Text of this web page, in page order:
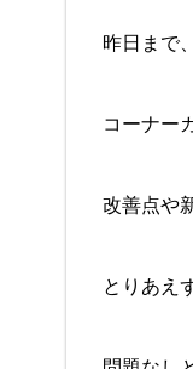
昨日まで
コーナー
改善点や
とりあえ